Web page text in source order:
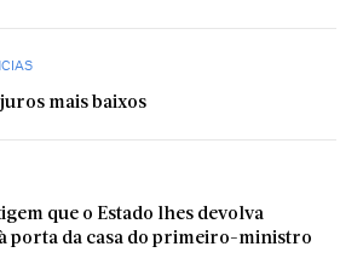
mais baixos
que o Estado lhes devolva
porta da casa do primeiro-ministro